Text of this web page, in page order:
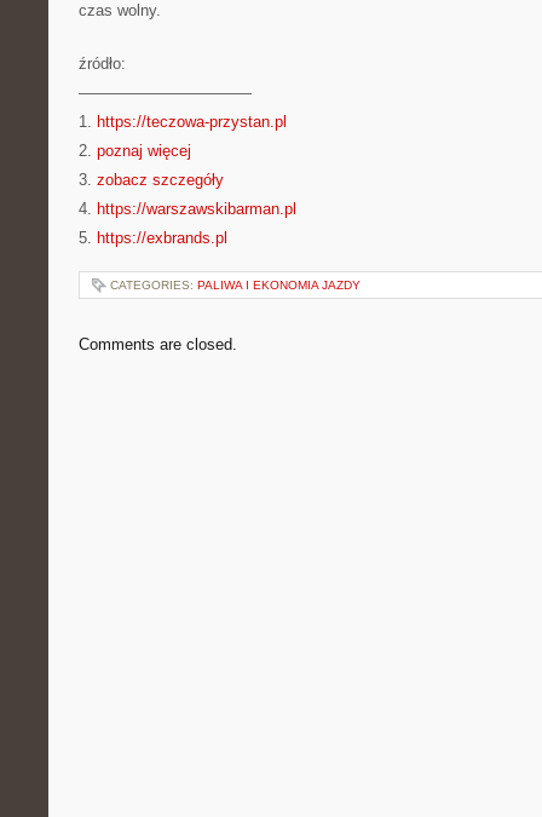
czas wolny.
źródło:
———————————
1. https://teczowa-przystan.pl
2. poznaj więcej
3. zobacz szczegóły
4. https://warszawskibarman.pl
5. https://exbrands.pl
CATEGORIES: PALIWA I EKONOMIA JAZDY
Comments are closed.